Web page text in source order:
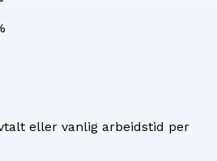
eller vanlig arbeidstid per